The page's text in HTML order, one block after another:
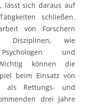
lässt sich daraus auf
schließen.
von Forschern
Disziplinen, wie
und
können die
beim Einsatz von
als Rettungs- und
drei Jahre